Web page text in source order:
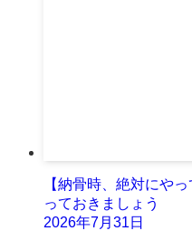
【納骨時、絶対にや
っておきましょう
2026年7月31日